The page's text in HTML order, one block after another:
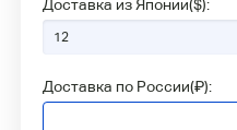
Доставка из Японии($):
Доставка по России(₽):